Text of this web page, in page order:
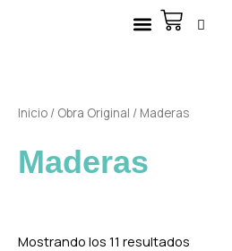
Carrito
Inicio / Obra Original / Maderas
Maderas
Mostrando los 11 resultados